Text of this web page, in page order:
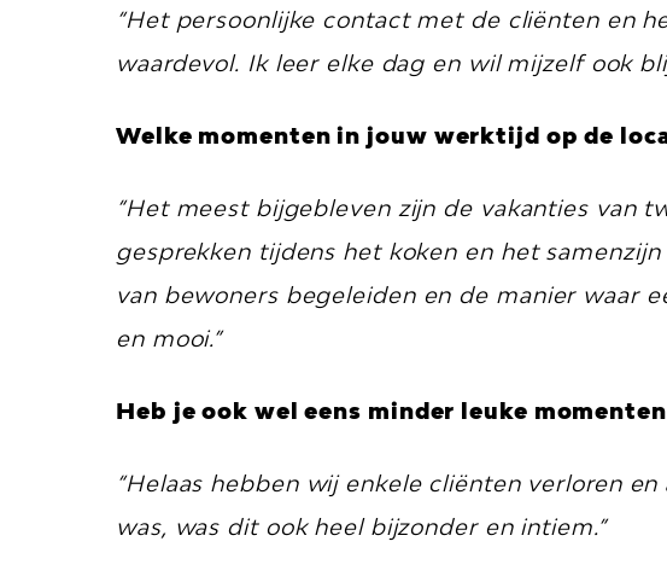
“Het persoonlijke contact met de cliënten en
waardevol. Ik leer elke dag en wil mijzelf ook
Welke momenten in jouw werktijd op de
“Het meest bijgebleven zijn de vakanties van
gesprekken tijdens het koken en het
van bewoners begeleiden en de manier waar
en mooi.”
Heb je ook wel eens minder leuke
“Helaas hebben wij enkele cliënten verloren
was, was dit ook heel bijzonder en intiem.”